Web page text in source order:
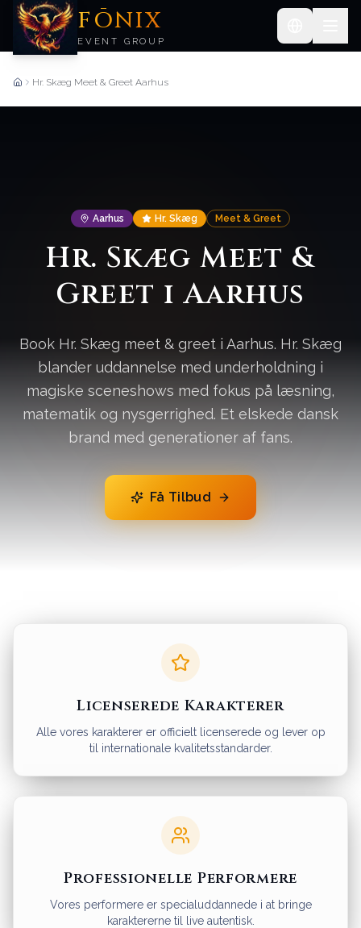
FŌNIX
EVENT GROUP
ForsideHr. Skæg Meet & Greet Aarhus
Aarhus Hr. Skæg Meet & Greet
Hr. Skæg Meet &
Greet i Aarhus
Book Hr. Skæg meet & greet i Aarhus. Hr. Skæg
blander uddannelse med underholdning i
magiske sceneshows med fokus på læsning,
matematik og nysgerrighed. Et elskede dansk
brand med generationer af fans.
Få Tilbud
Licenserede Karakterer
Alle vores karakterer er officielt licenserede og lever op
til internationale kvalitetsstandarder.
Professionelle Performere
Vores performere er specialuddannede i at bringe
karaktererne til live autentisk.